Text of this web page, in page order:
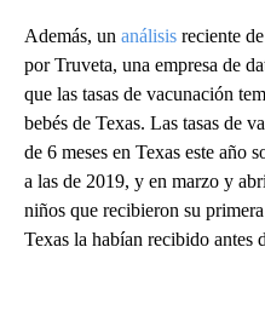
Además, un análisis reciente
por Truveta, una empresa de
que las tasas de vacunación
bebés de Texas. Las tasas de
de 6 meses en Texas este año
a las de 2019, y en marzo y
niños que recibieron su
Texas la habían recibido antes